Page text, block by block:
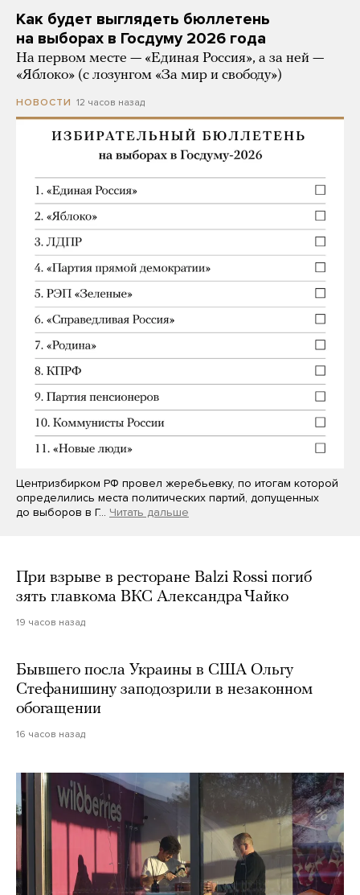
Как будет выглядеть бюллетень
на выборах в Госдуму 2026 года
На первом месте — «Единая Россия», а за ней —
«Яблоко» (с лозунгом «За мир и свободу»)
НОВОСТИ 12 часов назад
Центризбирком РФ провел жеребьевку, по итогам которой
определились места политических партий, допущенных
до выборов в Г… Читать дальше
При взрыве в ресторане Balzi Rossi погиб
зять главкома ВКС Александра Чайко
19 часов назад
Бывшего посла Украины в США Ольгу
Стефанишину заподозрили в незаконном
обогащении
16 часов назад